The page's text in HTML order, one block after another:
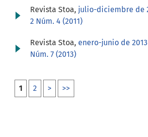
Revista Stoa, julio-diciembre de
2 Núm. 4 (2011)
Revista Stoa, enero-junio de 2013
Núm. 7 (2013)
1 2 > >>